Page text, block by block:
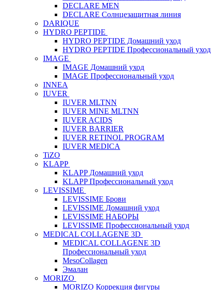
DECLARE MEN
DECLARE Солнцезащитная линия
DARIQUE
HYDRO PEPTIDE
HYDRO PEPTIDE Домашний уход
HYDRO PEPTIDE Профессиональный уход
IMAGE
IMAGE Домашний уход
IMAGE Профессиональный уход
INNEA
IUVER
IUVER MLTNN
IUVER MINE MLTNN
IUVER ACIDS
IUVER BARRIER
IUVER RETINOL PROGRAM
IUVER MEDICA
TiZO
KLAPP
KLAPP Домашний уход
KLAPP Профессиональный уход
LEVISSIME
LEVISSIME Брови
LEVISSIME Домашний уход
LEVISSIME НАБОРЫ
LEVISSIME Профессиональный уход
MEDICAL COLLAGENE 3D
MEDICAL COLLAGENE 3D
Профессиональный уход
MesoCollagen
Эмалан
MORIZO
MORIZO Коррекция фигуры